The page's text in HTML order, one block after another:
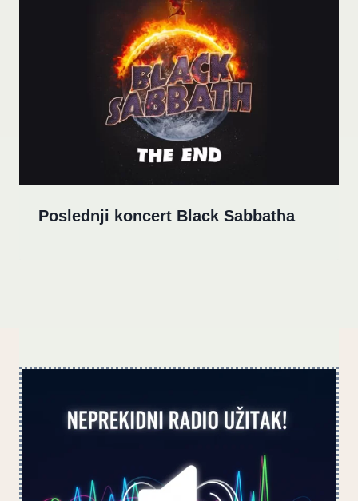
Poslednji koncert Black Sabbatha